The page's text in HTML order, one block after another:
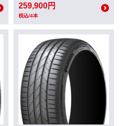
259,900円
税込/4本